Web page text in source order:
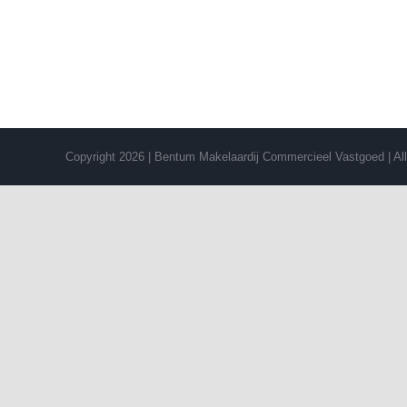
Copyright 2026 | Bentum Makelaardij Commercieel Vastgoed |